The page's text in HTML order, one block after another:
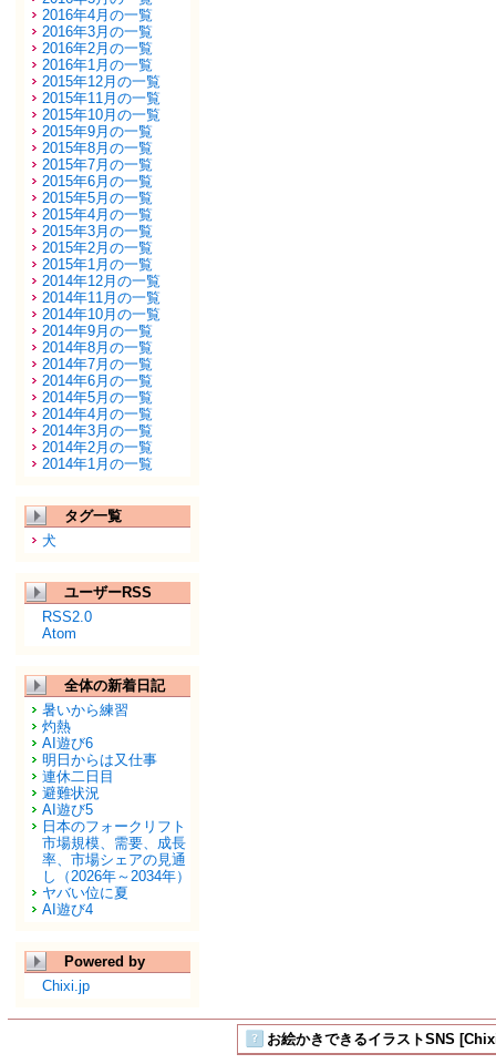
2016年4月の一覧
2016年3月の一覧
2016年2月の一覧
2016年1月の一覧
2015年12月の一覧
2015年11月の一覧
2015年10月の一覧
2015年9月の一覧
2015年8月の一覧
2015年7月の一覧
2015年6月の一覧
2015年5月の一覧
2015年4月の一覧
2015年3月の一覧
2015年2月の一覧
2015年1月の一覧
2014年12月の一覧
2014年11月の一覧
2014年10月の一覧
2014年9月の一覧
2014年8月の一覧
2014年7月の一覧
2014年6月の一覧
2014年5月の一覧
2014年4月の一覧
2014年3月の一覧
2014年2月の一覧
2014年1月の一覧
タグ一覧
犬
ユーザーRSS
RSS2.0
Atom
全体の新着日記
暑いから練習
灼熱
AI遊び6
明日からは又仕事
連休二日目
避難状況
AI遊び5
日本のフォークリフト
市場規模、需要、成長
率、市場シェアの見通
し（2026年～2034年）
ヤバい位に夏
AI遊び4
Powered by
Chixi.jp
お絵かきできるイラストSNS